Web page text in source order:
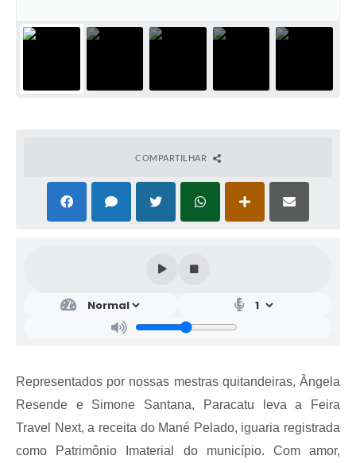
COMPARTILHAR
Representados por nossas mestras quitandeiras, Ângela
Resende e Simone Santana, Paracatu leva a Feira
Travel Next, a receita do Mané Pelado, iguaria registrada
como Patrimônio Imaterial do município. Com amor,